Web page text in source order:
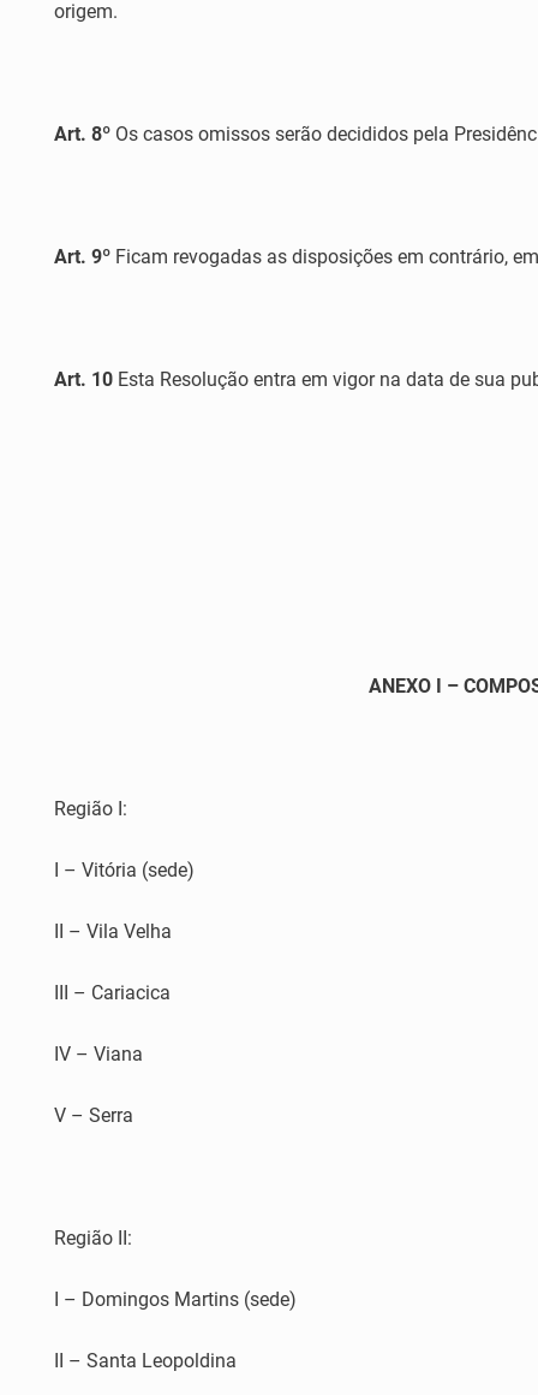
origem.
Art. 8ºOs casos omissos serão decididos pela
Art. 9ºFicam revogadas as disposições em contrário,
Art. 10Esta Resolução entra em vigor na data de sua
ANEXO I –
Região I:
I – Vitória (sede)
II – Vila Velha
III – Cariacica
IV – Viana
V – Serra
Região II:
I – Domingos Martins (sede)
II – Santa Leopoldina